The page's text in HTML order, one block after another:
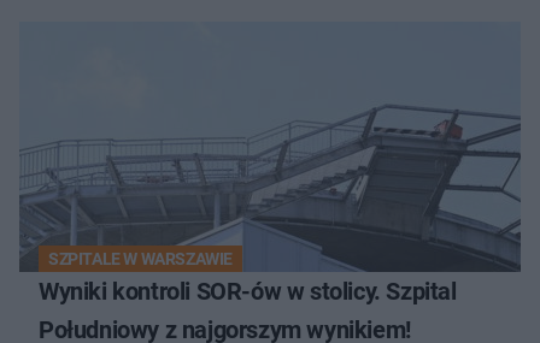
SZPITALE W WARSZAWIE
Wyniki kontroli SOR-ów w stolicy. Szpital
Południowy z najgorszym wynikiem!